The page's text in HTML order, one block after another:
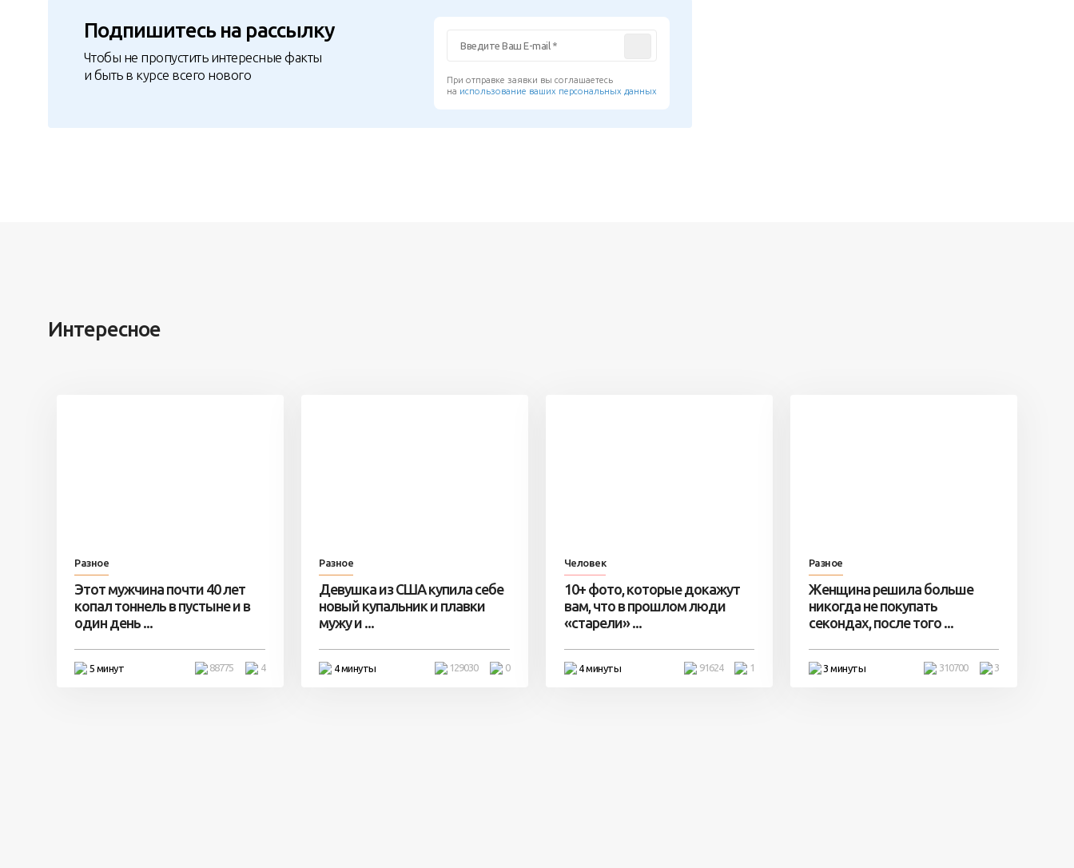
Подпишитесь на рассылку
Чтобы не пропустить интересные факты
и быть в курсе всего нового
При отправке заявки вы соглашаетесь
на использование ваших персональных данных
Интересное
Разное
Этот мужчина почти 40 лет
копал тоннель в пустыне и в
один день ...
5 минут 4
88775
Разное
Девушка из США купила себе
новый купальник и плавки
мужу и ...
4 минуты 0
129030
Человек
10+ фото, которые докажут
вам, что в прошлом люди
«старели» ...
4 минуты 1
91624
Разное
Женщина решила больше
никогда не покупать
секондах, после того ...
3 минуты 3
310700